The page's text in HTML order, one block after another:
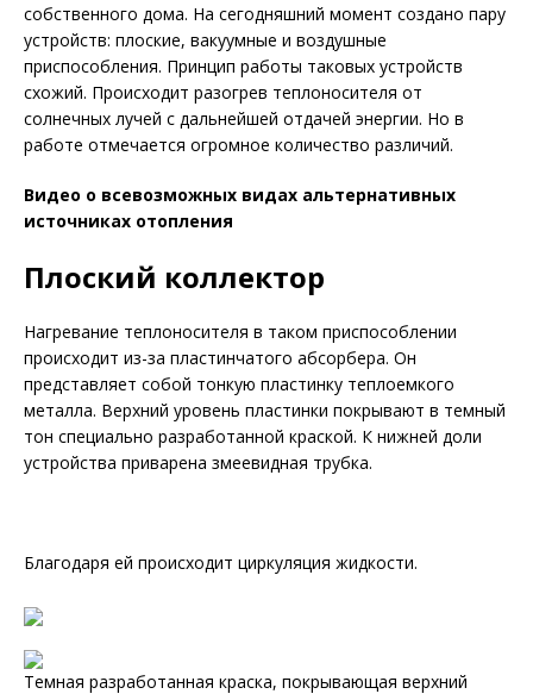
собственного дома. На сегодняшний момент создано пару
устройств: плоские, вакуумные и воздушные
приспособления. Принцип работы таковых устройств
схожий. Происходит разогрев теплоносителя от
солнечных лучей с дальнейшей отдачей энергии. Но в
работе отмечается огромное количество различий.
Видео о всевозможных видах альтернативных
источниках отопления
Плоский коллектор
Нагревание теплоносителя в таком приспособлении
происходит из-за пластинчатого абсорбера. Он
представляет собой тонкую пластинку теплоемкого
металла. Верхний уровень пластинки покрывают в темный
тон специально разработанной краской. К нижней доли
устройства приварена змеевидная трубка.
Благодаря ей происходит циркуляция жидкости.
Темная разработанная краска, покрывающая верхний